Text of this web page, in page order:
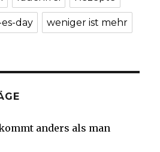
day weniger ist mehr
anders als man